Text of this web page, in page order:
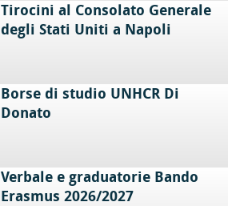
Tirocini al Consolato Generale
degli Stati Uniti a Napoli
Borse di studio UNHCR Di
Donato
Verbale e graduatorie Bando
Erasmus 2026/2027